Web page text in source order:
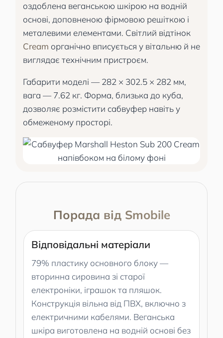
оздоблена веганською шкірою на водній
основі, доповненою фірмовою решіткою і
металевими елементами. Світлий відтінок
Cream органічно вписується у вітальню й не
виглядає технічним пристроєм.
Габарити моделі — 282 × 302.5 × 282 мм,
вага — 7.62 кг. Форма, близька до куба,
дозволяє розмістити сабвуфер навіть у
обмеженому просторі.
Порада від Smobile
Відповідальні матеріали
79% пластику основного блоку —
вторинна сировина зі старої
електроніки, іграшок та пляшок.
Конструкція вільна від ПВХ, включно з
електричними кабелями. Веганська
шкіра виготовлена на водній основі без